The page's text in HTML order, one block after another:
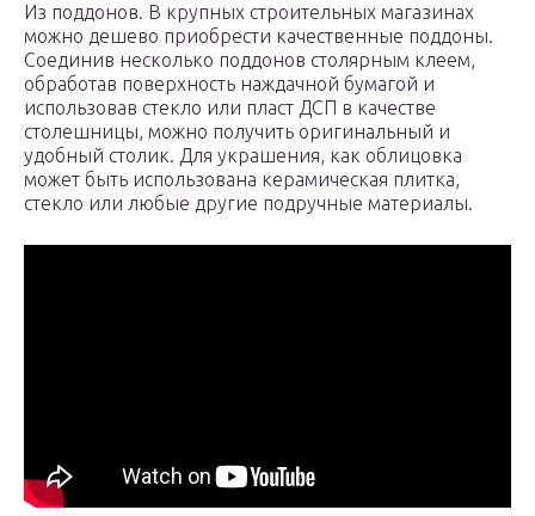
Из поддонов. В крупных строительных магазинах
можно дешево приобрести качественные поддоны.
Соединив несколько поддонов столярным клеем,
обработав поверхность наждачной бумагой и
использовав стекло или пласт ДСП в качестве
столешницы, можно получить оригинальный и
удобный столик. Для украшения, как облицовка
может быть использована керамическая плитка,
стекло или любые другие подручные материалы.